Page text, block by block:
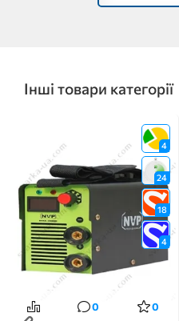
Інші товари категорії
4
24
18
4
0 0